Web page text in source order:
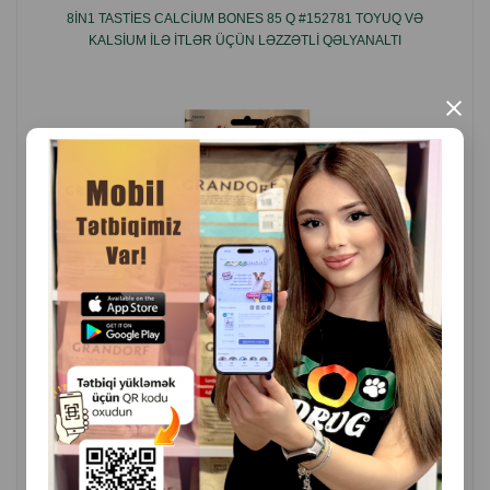
×
8IN1 TASTIES CALCIUM BONES 85 Q #152781 TOYUQ VƏ
KALSIUM ILƏ ITLƏR ÜÇÜN LƏZZƏTLI QƏLYANALTI
( Rəylər)
Çəki Qiymət
Almaq
6.70
ALMAQ